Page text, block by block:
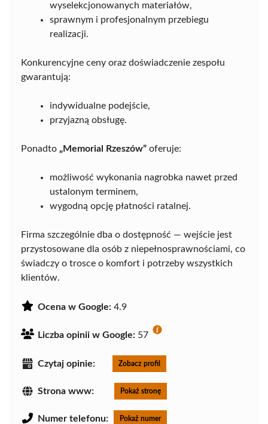
wyselekcjonowanych materiałów,
sprawnym i profesjonalnym przebiegu
realizacji.
Konkurencyjne ceny oraz doświadczenie zespołu
gwarantują:
indywidualne podejście,
przyjazną obsługę.
Ponadto „Memorial Rzeszów” oferuje:
możliwość wykonania nagrobka nawet przed
ustalonym terminem,
wygodną opcję płatności ratalnej.
Firma szczególnie dba o dostępność — wejście jest
przystosowane dla osób z niepełnosprawnościami, co
świadczy o trosce o komfort i potrzeby wszystkich
klientów.
Ocena w Google: 4.9
Liczba opinii w Google: 57
Czytaj opinie: Zobacz profil
Strona www: Pokaż stronę
Numer telefonu: Pokaż numer